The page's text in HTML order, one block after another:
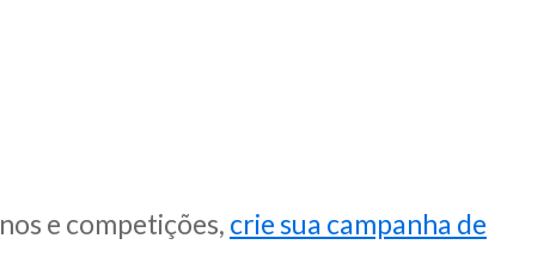
e competições, crie sua campanha de